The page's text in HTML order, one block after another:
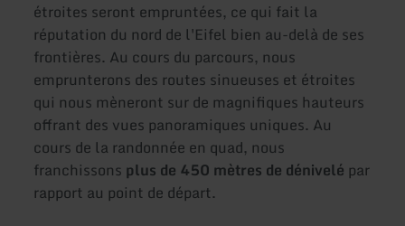
étroites seront empruntées, ce qui fait la
réputation du nord de l'Eifel bien au-delà de ses
frontières. Au cours du parcours, nous
emprunterons des routes sinueuses et étroites
qui nous mèneront sur de magnifiques hauteurs
offrant des vues panoramiques uniques. Au
cours de la randonnée en quad, nous
franchissons plus de 450 mètres de dénivelé par
rapport au point de départ.